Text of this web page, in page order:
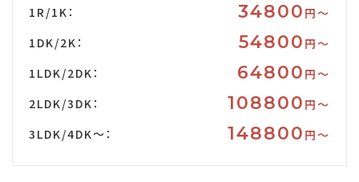
1R/1K： 34800 円〜
1DK/2K：
54800 円〜
1LDK/2DK：
64800 円〜
2LDK/3DK：
108800 円〜
3LDK/4DK～：
148800 円〜